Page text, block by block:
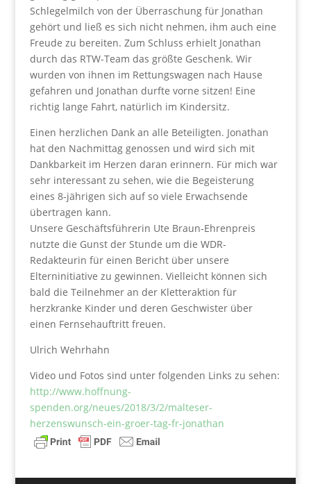
Schlegelmilch von der Überraschung für Jonathan
gehört und ließ es sich nicht nehmen, ihm auch eine
Freude zu bereiten. Zum Schluss erhielt Jonathan
durch das RTW-Team das größte Geschenk. Wir
wurden von ihnen im Rettungswagen nach Hause
gefahren und Jonathan durfte vorne sitzen! Eine
richtig lange Fahrt, natürlich im Kindersitz.
Einen herzlichen Dank an alle Beteiligten. Jonathan
hat den Nachmittag genossen und wird sich mit
Dankbarkeit im Herzen daran erinnern. Für mich war
sehr interessant zu sehen, wie die Begeisterung
eines 8-jährigen sich auf so viele Erwachsende
übertragen kann.
Unsere Geschäftsführerin Ute Braun-Ehrenpreis
nutzte die Gunst der Stunde um die WDR-
Redakteurin für einen Bericht über unsere
Elterninitiative zu gewinnen. Vielleicht können sich
bald die Teilnehmer an der Kletteraktion für
herzkranke Kinder und deren Geschwister über
einen Fernsehauftritt freuen.
Ulrich Wehrhahn
Video und Fotos sind unter folgenden Links zu sehen:
http://www.hoffnung-
spenden.org/neues/2018/3/2/malteser-
herzenswunsch-ein-groer-tag-fr-jonathan